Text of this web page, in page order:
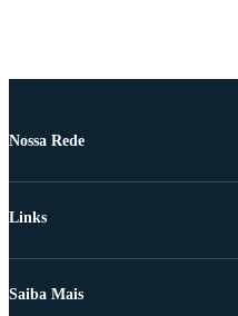
Nossa Rede
Links
Saiba Mais